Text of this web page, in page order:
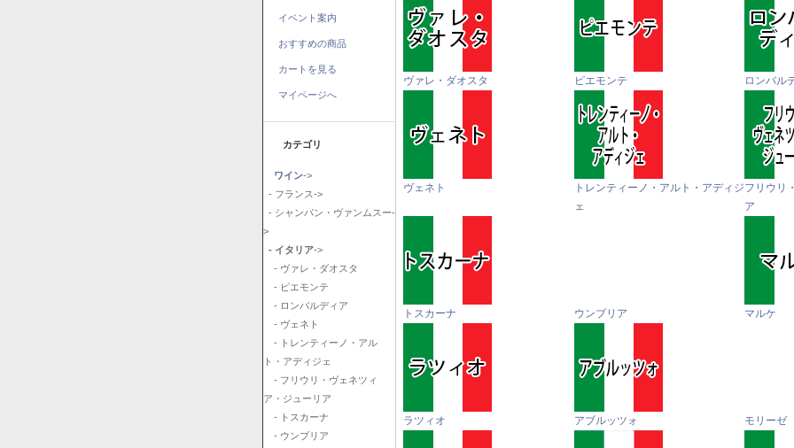
イベント案内
おすすめの商品
カートを見る
マイページへ
カテゴリ
ワイン->
- フランス->
- シャンパン・ヴァンムスー-
>
- イタリア->
- ヴァレ・ダオスタ
- ピエモンテ
- ロンバルディア
- ヴェネト
- トレンティーノ・アル
ト・アディジェ
- フリウリ・ヴェネツィ
ア・ジューリア
- トスカーナ
- ウンブリア
ヴァレ・ダオスタ ピエモンテ ロンバル
ヴェネト
トレンティーノ・アルト・アディジ
ェ
フリウリ
ア
トスカーナ ウンブリア マルケ
ラツィオ アブルッツォ モリーゼ